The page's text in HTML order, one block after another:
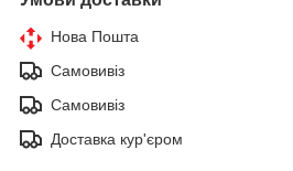
Нова Пошта
Самовивіз
Самовивіз
Доставка кур'єром